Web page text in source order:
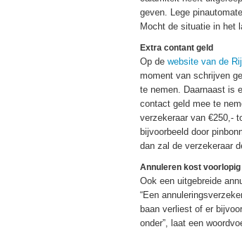
geven. Lege
Mocht de situatie in het
Extra contant geld
Op de website van de
moment van schrijven
te nemen. Daarnaast is
contact geld mee te
verzekeraar van €250,-
bijvoorbeeld door
dan zal de verzekeraar
Annuleren kost voorlopig
Ook een uitgebreide
“Een
baan verliest of er
onder”, laat een